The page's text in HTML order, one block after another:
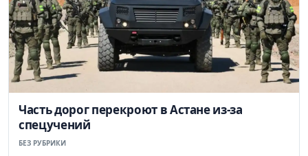
Часть дорог перекроют в Астане из-за
спецучений
БЕЗ РУБРИКИ